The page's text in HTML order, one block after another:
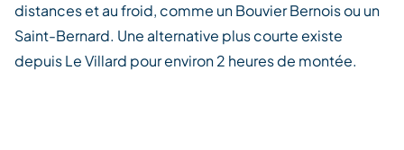
distances et au froid, comme un Bouvier Bernois ou un
Saint-Bernard. Une alternative plus courte existe
depuis Le Villard pour environ 2 heures de montée.